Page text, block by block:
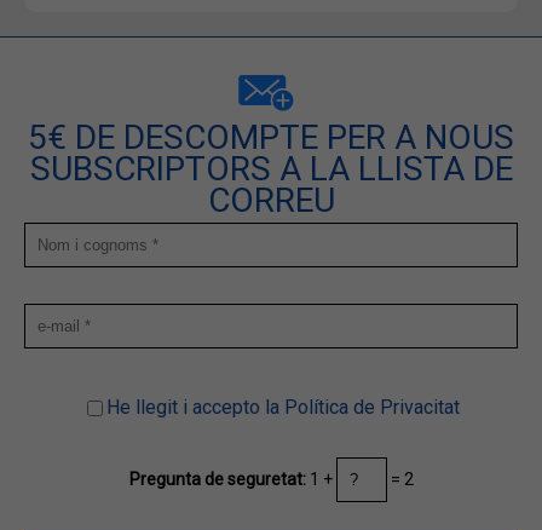
5€ DE DESCOMPTE PER A NOUS
SUBSCRIPTORS A LA LLISTA DE
CORREU
He llegit i accepto la Política de Privacitat
Pregunta de seguretat: 1 + = 2